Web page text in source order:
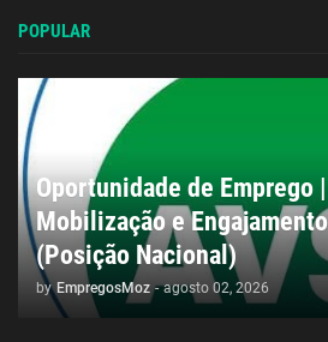
POPULAR
Oportunidade de Emprego
Mobilização e
(Posição Nacional)
by EmpregosMoz - agosto 02, 2026